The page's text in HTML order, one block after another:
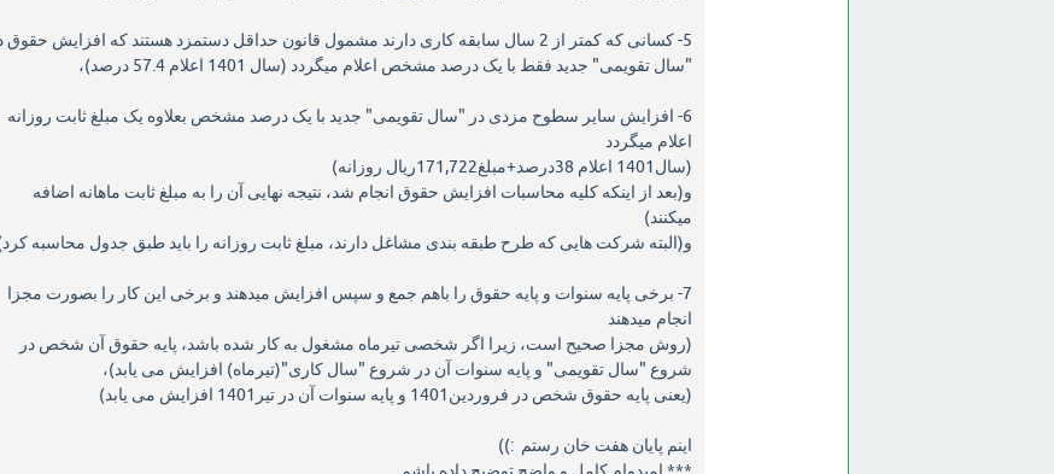
5- کسانی که کمتر از 2 سال سابقه کاری دارند مشمول قانون حداقل دستمزد هستند که افزایش حقوق
"سال تقویمی" جدید فقط با یک درصد مشخص اعلام میگردد (سال 1401 اعلام 57.4 درصد)،
6- افزایش سایر سطوح مزدی در "سال تقویمی" جدید با یک درصد مشخص بعلاوه یک مبلغ ثابت روزانه
اعلام میگردد
(سال1401 اعلام 38درصد+مبلغ171,722ريال روزانه)
و(بعد از اینکه کلیه محاسبات افزایش حقوق انجام شد، نتیجه نهایی آن را به مبلغ ثابت ماهانه اضافه
میکنند)
و(البته شرکت هایی که طرح طبقه بندی مشاغل دارند، مبلغ ثابت روزانه را باید طبق جدول محاسبه
7- برخی پایه سنوات و پایه حقوق را باهم جمع و سپس افزایش میدهند و برخی این کار را بصورت مجزا
انجام میدهند
(روش مجزا صحیح است، زیرا اگر شخصی تیرماه مشغول به کار شده باشد، پایه حقوق آن شخص در
شروع "سال تقویمی" و پایه سنوات آن در شروع "سال کاری"(تیرماه) افزایش می یابد)،
(یعنی پایه حقوق شخص در فروردین1401 و پایه سنوات آن در تیر1401 افزایش می یابد)
اینم پایان هفت خان رستم :))